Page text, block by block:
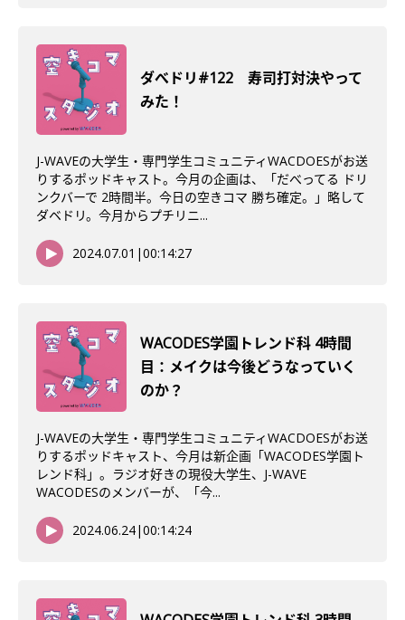
ダべドリ#122 寿司打対決やって
みた！
J-WAVEの大学生・専門学生コミュニティWACDOESがお送
りするポッドキャスト。今月の企画は、「だべってる ドリ
ンクバーで 2時間半。今日の空きコマ 勝ち確定。」略して
ダベドリ。今月からプチリニ...
2024.07.01 |00:14:27
WACODES学園トレンド科 4時間
目：メイクは今後どうなっていく
のか？
J-WAVEの大学生・専門学生コミュニティWACDOESがお送
りするポッドキャスト、今月は新企画「WACODES学園ト
レンド科」。ラジオ好きの現役大学生、J-WAVE
WACODESのメンバーが、「今...
2024.06.24|00:14:24